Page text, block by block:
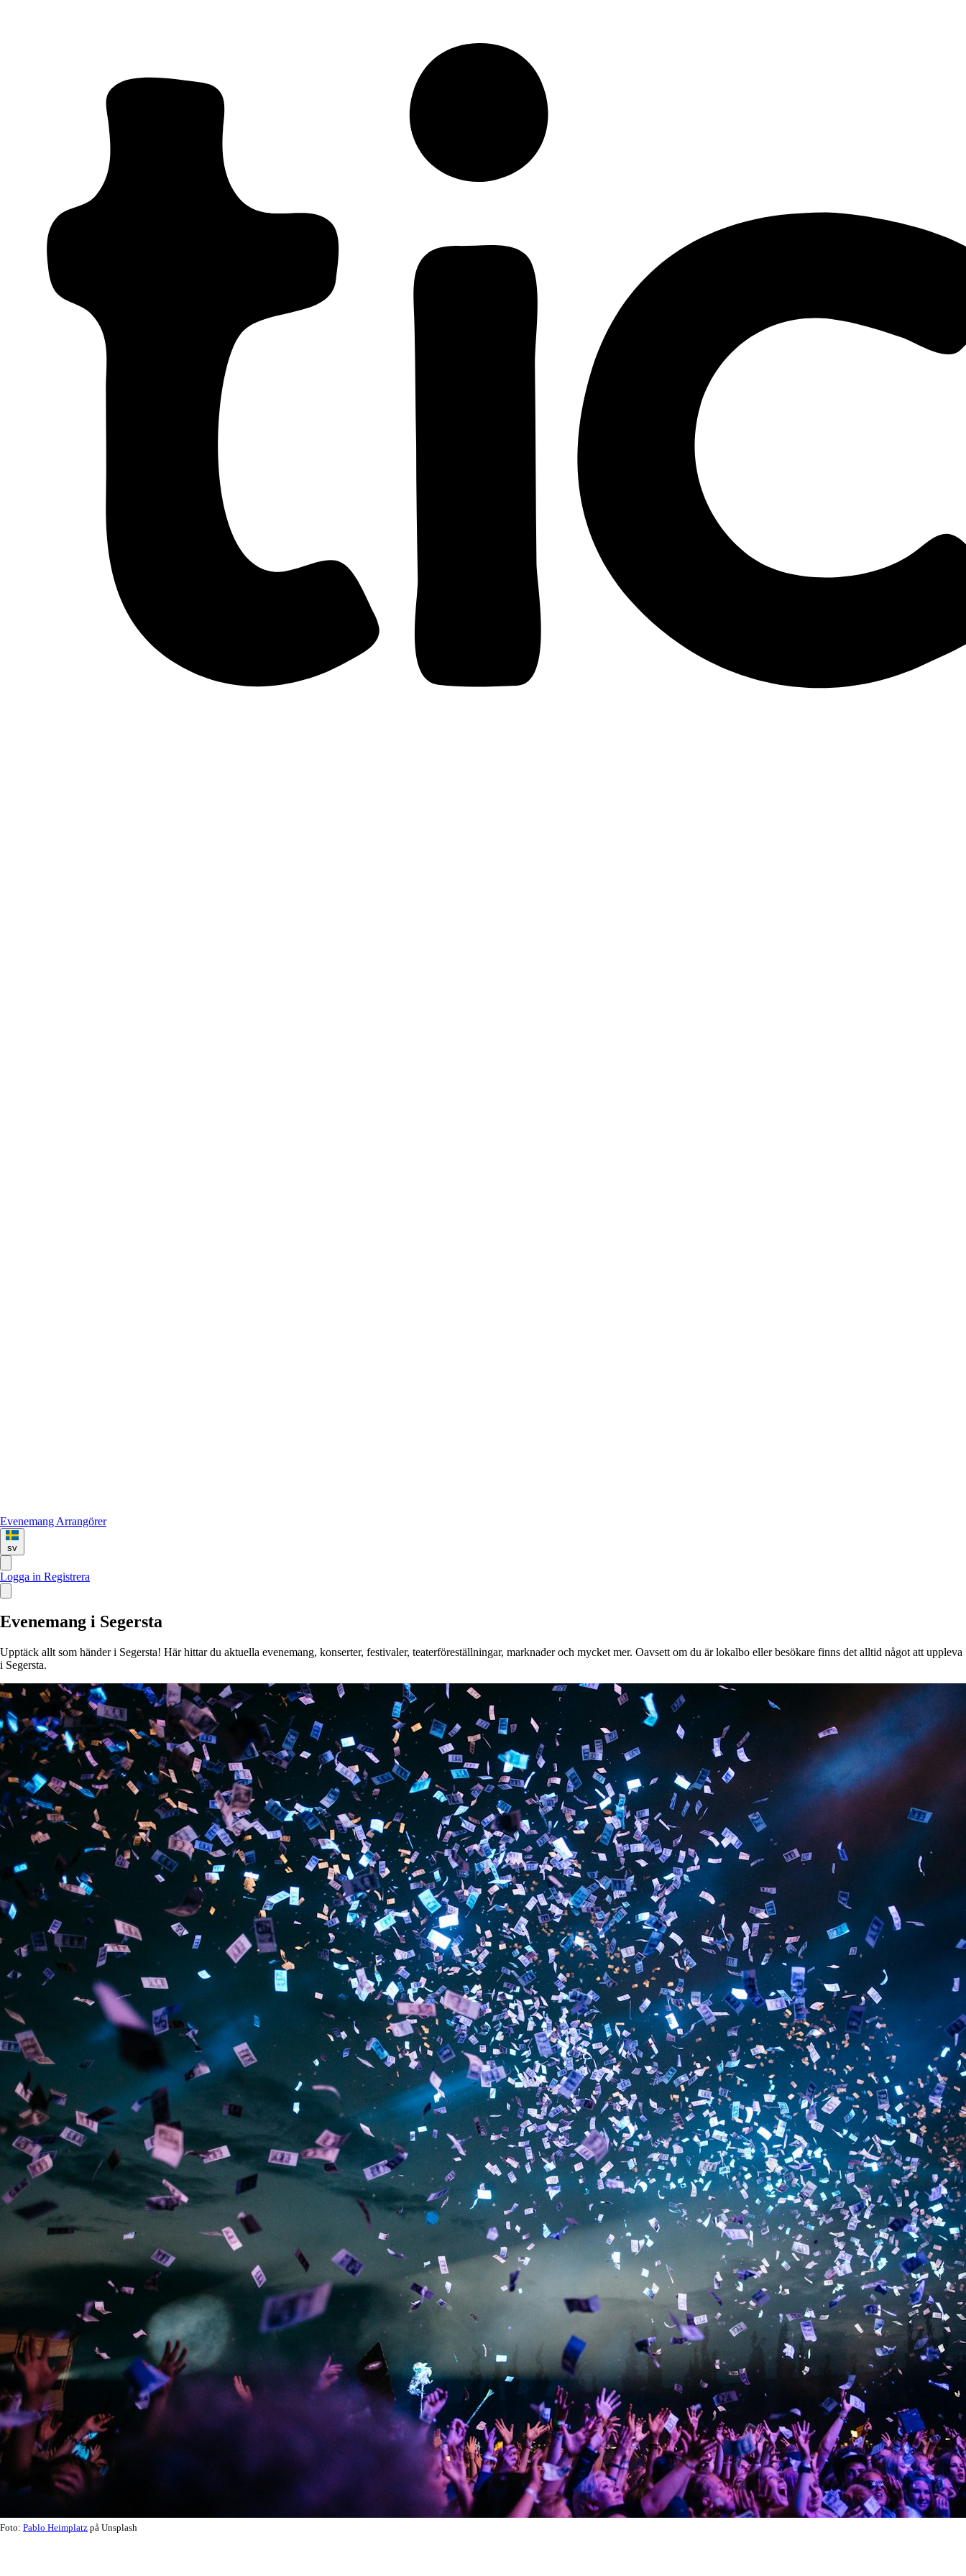
Evenemang Arrangörer
sv
Logga in Registrera
Evenemang i Segersta
Upptäck allt som händer i Segersta! Här hittar du aktuella evenemang, konserter, festivaler, teaterföreställningar, marknader och mycket mer. Oavsett om du är lokalbo eller besökare finns det alltid något att uppleva
i Segersta.
Foto: Pablo Heimplatz på Unsplash